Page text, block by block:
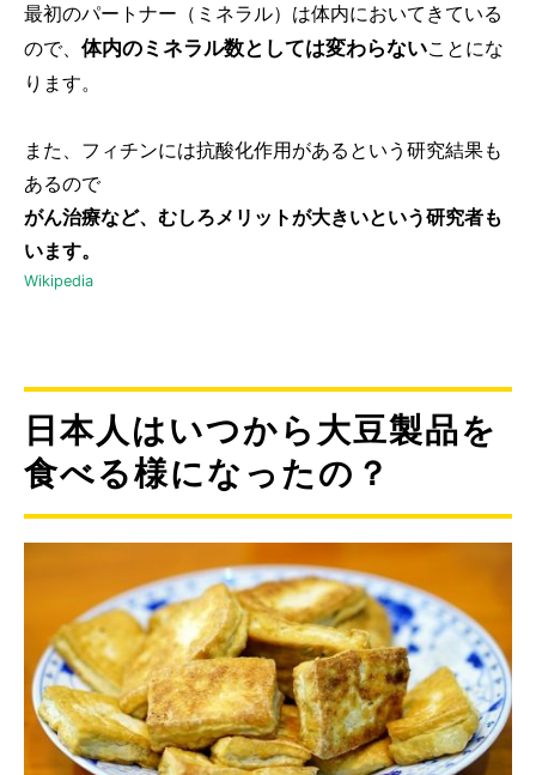
最初のパートナー（ミネラル）は体内においてきている
ので、 体内のミネラル数としては変わらないことにな
ります。
また、フィチンには抗酸化作用があるという研究結果も
あるので
がん治療など、むしろメリットが大きいという研究者も
います。
Wikipedia
日本人はいつから大豆製品を
食べる様になったの？